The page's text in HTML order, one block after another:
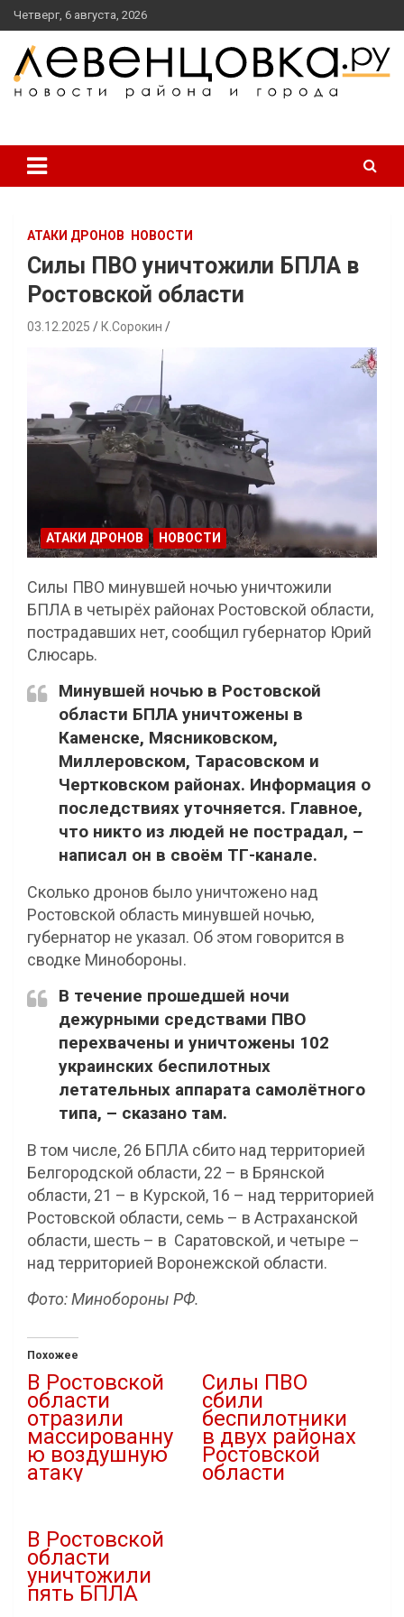
перейти
к
содержанию
Четверг, 6 августа, 2026
АТАКИ ДРОНОВ НОВОСТИ
Силы ПВО уничтожили БПЛА в
Ростовской области
03.12.2025 К.Сорокин
АТАКИ ДРОНОВ НОВОСТИ
Силы ПВО минувшей ночью уничтожили
БПЛА в четырёх районах Ростовской области,
пострадавших нет, сообщил губернатор Юрий
Слюсарь.
Минувшей ночью в Ростовской
области БПЛА уничтожены в
Каменске, Мясниковском,
Миллеровском, Тарасовском и
Чертковском районах. Информация о
последствиях уточняется. Главное,
что никто из людей не пострадал, –
написал он в своём ТГ-канале.
Сколько дронов было уничтожено над
Ростовской область минувшей ночью,
губернатор не указал. Об этом говорится в
сводке Минобороны.
В течение прошедшей ночи
дежурными средствами ПВО
перехвачены и уничтожены 102
украинских беспилотных
летательных аппарата самолётного
типа, – сказано там.
В том числе, 26 БПЛА сбито над территорией
Белгородской области, 22 – в Брянской
области, 21 – в Курской, 16 – над территорией
Ростовской области, семь – в Астраханской
области, шесть – в Саратовской, и четыре –
над территорией Воронежской области.
Фото: Минобороны РФ.
Похожее
В Ростовской
области
отразили
массированну
ю воздушную
атаку
Силы ПВО
сбили
беспилотники
в двух районах
Ростовской
области
В Ростовской
области
уничтожили
пять БПЛА